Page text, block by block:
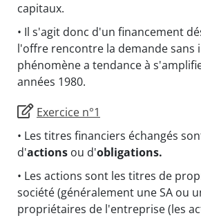
capitaux.
• Il s'agit donc d'un financement
l'offre rencontre la demande sans
phénomène a tendance à
années 1980.
Exercice n°1
• Les titres financiers échangés
d'actions ou d'obligations.
• Les actions sont les titres de
société (généralement uneSA ou
propriétaires de l'entreprise (les